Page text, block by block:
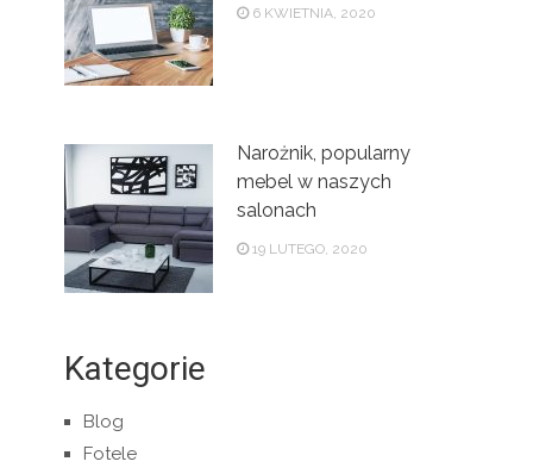
6 KWIETNIA, 2020
Narożnik, popularny
mebel w naszych
salonach
19 LUTEGO, 2020
Kategorie
Blog
Fotele